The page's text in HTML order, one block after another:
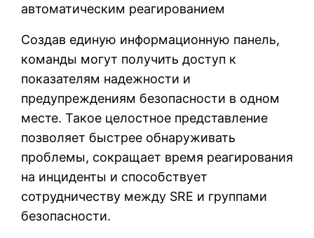
автоматическим реагированием
Создав единую информационную панель,
команды могут получить доступ к
показателям надежности и
предупреждениям безопасности в одном
месте. Такое целостное представление
позволяет быстрее обнаруживать
проблемы, сокращает время реагирования
на инциденты и способствует
сотрудничеству между SRE и группами
безопасности.